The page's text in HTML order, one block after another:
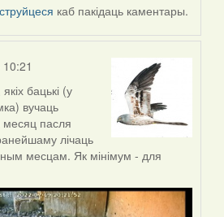
каб пакідаць каментары.
бацькі (у
вучаць
пасля
лічаць
месцам. Як мінімум - для